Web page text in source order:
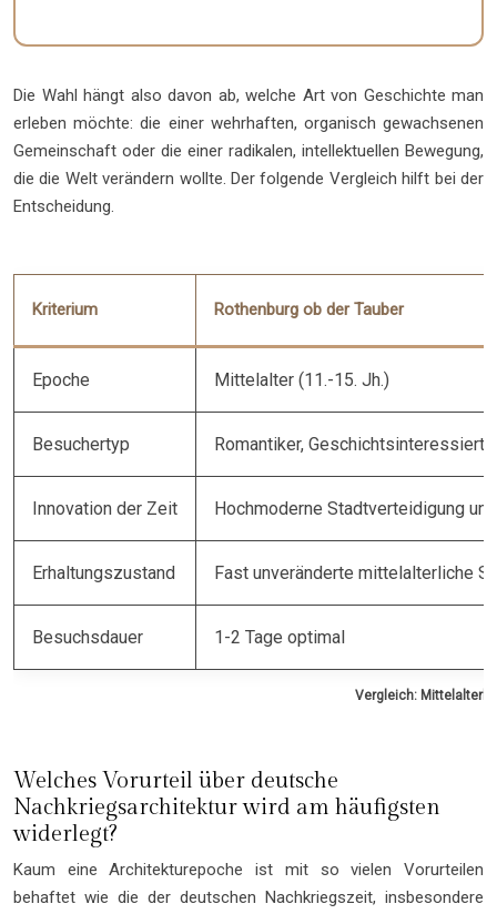
Die Wahl hängt also davon ab, welche Art von Geschichte man
erleben möchte: die einer wehrhaften, organisch gewachsenen
Gemeinschaft oder die einer radikalen, intellektuellen Bewegung,
die die Welt verändern wollte. Der folgende Vergleich hilft bei der
Entscheidung.
Vergleich:
Kriterium Rothenburg ob der Tauber
Epoche Mittelalter (11.-15. Jh.)
Besuchertyp Romantiker, Geschichtsinteressierte
Innovation der Zeit Hochmoderne Stadtverteidigung
Erhaltungszustand Fast unveränderte mittelalterliche
Besuchsdauer 1-2 Tage optimal
Welches Vorurteil über deutsche
Nachkriegsarchitektur wird am häufigsten
widerlegt?
Kaum eine Architekturepoche ist mit so vielen Vorurteilen
behaftet wie die der deutschen Nachkriegszeit, insbesondere